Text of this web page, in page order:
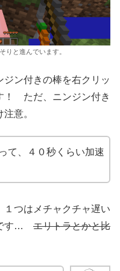
りと進んでいます。
ン付きの棒を右クリッ
！ ただ、ニンジン付き
意。
て、４０秒くらい加速
つはメチャクチャ遅い
です… エリトラとかと比